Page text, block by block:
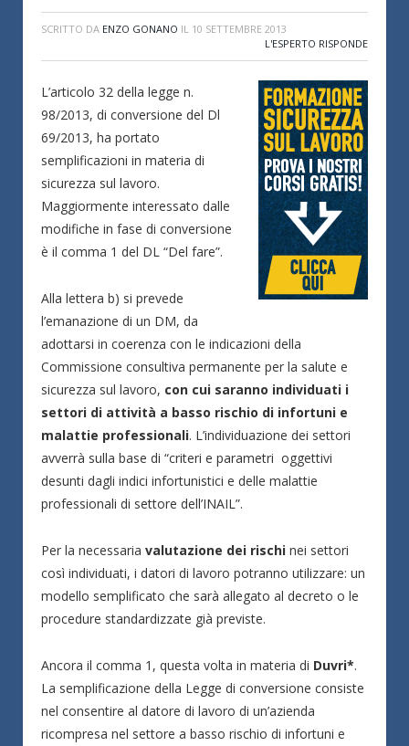
SCRITTO DA ENZO GONANO IL 10 SETTEMBRE 2013
L'ESPERTO RISPONDE
L’articolo 32 della legge n.
98/2013, di conversione del Dl
69/2013, ha portato
semplificazioni in materia di
sicurezza sul lavoro.
Maggiormente interessato dalle
modifiche in fase di conversione
è il comma 1 del DL “Del fare”.
Alla lettera b) si prevede
l’emanazione di un DM, da
adottarsi in coerenza con le indicazioni della
Commissione consultiva permanente per la salute e
sicurezza sul lavoro, con cui saranno individuati i
settori di attività a basso rischio di infortuni e
malattie professionali. L’individuazione dei settori
avverrà sulla base di “criteri e parametri oggettivi
desunti dagli indici infortunistici e delle malattie
professionali di settore dell’INAIL”.
Per la necessaria valutazione dei rischi nei settori
così individuati, i datori di lavoro potranno utilizzare: un
modello semplificato che sarà allegato al decreto o le
procedure standardizzate già previste.
Ancora il comma 1, questa volta in materia di Duvri*.
La semplificazione della Legge di conversione consiste
nel consentire al datore di lavoro di un’azienda
ricompresa nel settore a basso rischio di infortuni e